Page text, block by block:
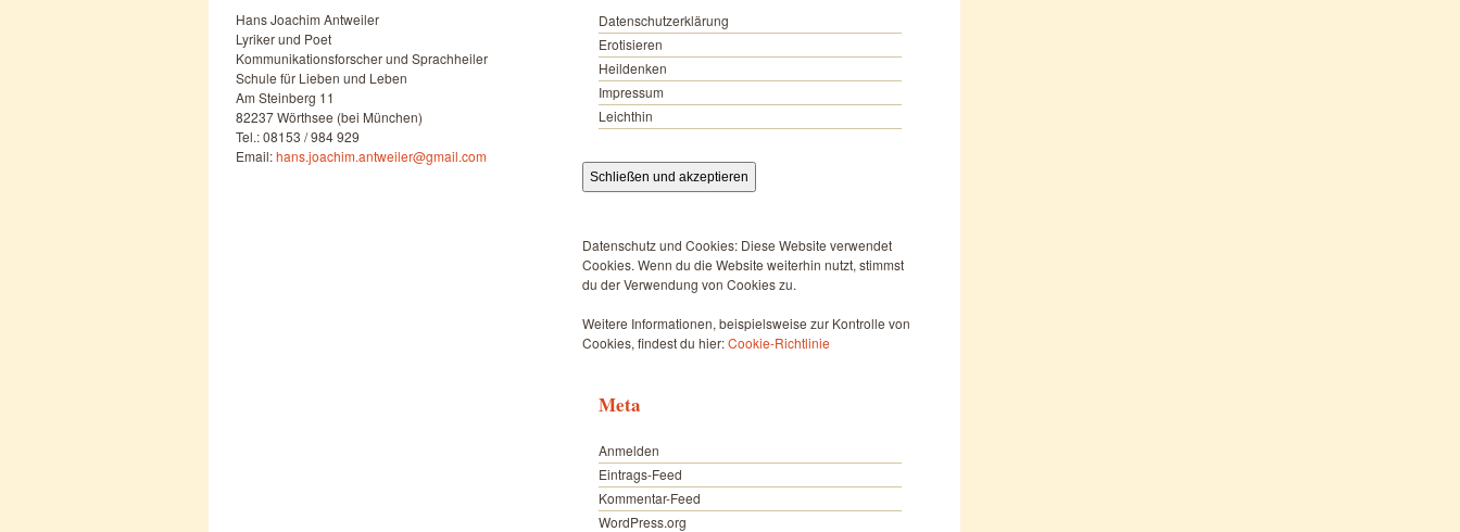
Hans Joachim Antweiler
Lyriker und Poet
Kommunikationsforscher und Sprachheiler
Schule für Lieben und Leben
Am Steinberg 11
82237 Wörthsee (bei München)
Tel.: 08153 / 984 929
Email:hans.joachim.antweiler@gmail.com
Datenschutzerklärung
Erotisieren
Heildenken
Impressum
Leichthin
Datenschutz und Cookies: Diese Website verwendet
Cookies. Wenn du die Website weiterhin nutzt, stimmst
du der Verwendung von Cookies zu.
Weitere Informationen, beispielsweise zur Kontrolle von
Cookies, findest du hier:Cookie-Richtlinie
Meta
Anmelden
Eintrags-Feed
Kommentar-Feed
WordPress.org